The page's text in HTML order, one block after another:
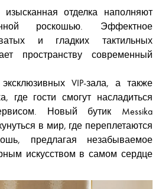
отделка наполняют
роскошью. Эффектное
и гладких тактильных
пространству современный
VIP-зала, а также
где гости смогут насладиться
Новый бутик Messika
в мир, где переплетаются
предлагая незабываемое
искусством в самом сердце